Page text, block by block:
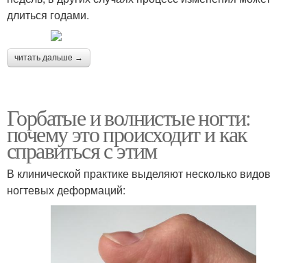
длиться годами.
читать дальше →
Горбатые и волнистые ногти:
почему это происходит и как
справиться с этим
В клинической практике выделяют несколько видов
ногтевых деформаций: